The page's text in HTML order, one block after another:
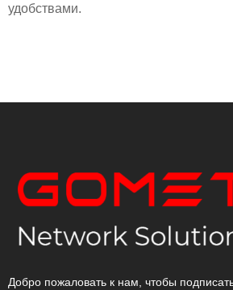
удобствами.
Добро пожаловать к нам, чтобы